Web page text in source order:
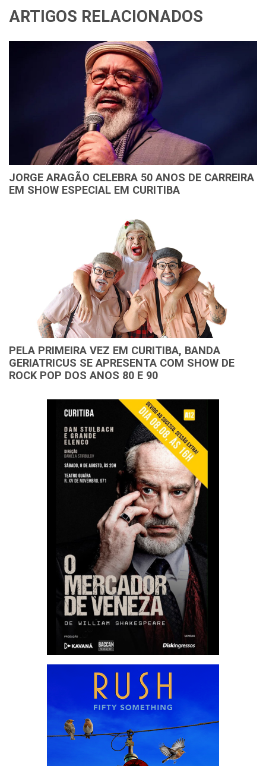
ARTIGOS RELACIONADOS
JORGE ARAGÃO CELEBRA 50 ANOS DE CARREIRA
EM SHOW ESPECIAL EM CURITIBA
PELA PRIMEIRA VEZ EM CURITIBA, BANDA
GERIATRICUS SE APRESENTA COM SHOW DE
ROCK POP DOS ANOS 80 E 90